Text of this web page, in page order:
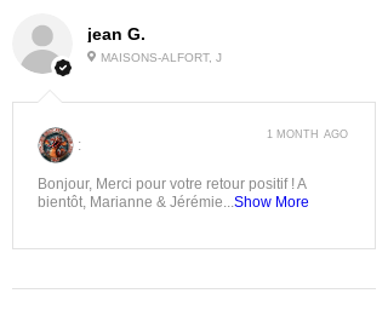
jean G.
MAISONS-ALFORT, J
:
Bonjour, Merci pour votre retour positif ! A
bientôt, Marianne & Jérémie...Show More
1 MONTH AGO